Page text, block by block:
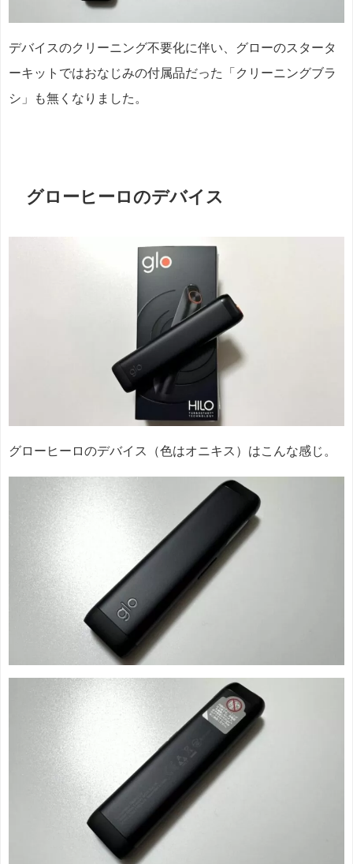
デバイスのクリーニング不要化に伴い、グローのスタータ
ーキットではおなじみの付属品だった「クリーニングブラ
シ」も無くなりました。
グローヒーロのデバイス
グローヒーロのデバイス（色はオニキス）はこんな感じ。